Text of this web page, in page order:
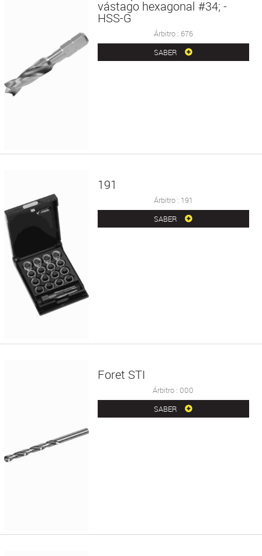
vástago hexagonal #34; -
HSS-G
Árbitro : 676
SABER
191
Árbitro : 191
SABER
Foret STI
Árbitro : 000
SABER